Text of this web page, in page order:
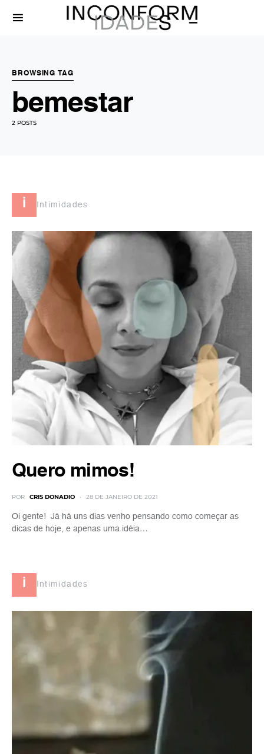
BROWSING TAG
bemestar
2 POSTS
i Intimidades
Quero mimos!
POR CRIS DONADIO 28 DE JANEIRO DE 2021
Oi gente! Já há uns dias venho pensando como começar as
dicas de hoje, e apenas uma idéia…
i Intimidades